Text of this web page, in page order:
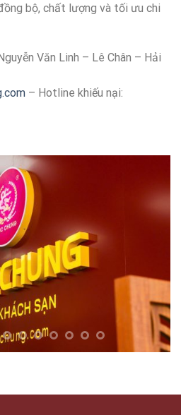
bộ, chất lượng và tối ưu chi
Văn Linh – Lê Chân – Hải
– Hotline khiếu nại: